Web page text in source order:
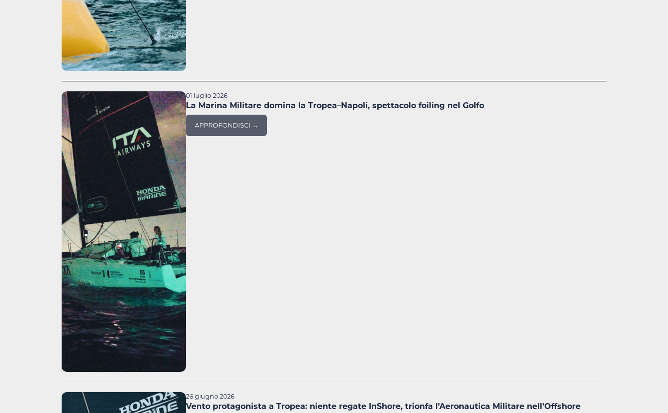
01 luglio 2026
La Marina Militare domina la Tropea–Napoli, spettacolo foiling nel Golfo
APPROFONDISCI →
26 giugno 2026
Vento protagonista a Tropea: niente regate InShore, trionfa l’Aeronautica Militare nell’Offshore